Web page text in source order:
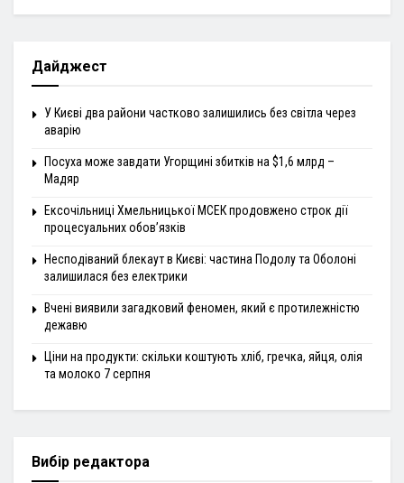
Дайджест
У Києві два райони частково залишились без світла через
аварію
Посуха може завдати Угорщині збитків на $1,6 млрд –
Мадяр
Ексочільниці Хмельницької МСЕК продовжено строк дії
процесуальних обов’язків
Несподіваний блекаут в Києві: частина Подолу та Оболоні
залишилася без електрики
Вчені виявили загадковий феномен, який є протилежністю
дежавю
Ціни на продукти: скільки коштують хліб, гречка, яйця, олія
та молоко 7 серпня
Вибір редактора